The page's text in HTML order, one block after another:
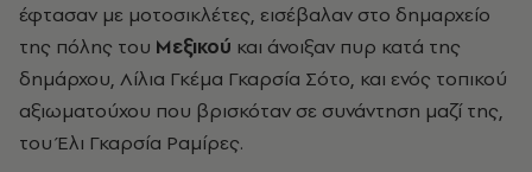
έφτασαν με μοτοσικλέτες, εισέβαλαν στο δημαρχείο
της πόλης του Μεξικού και άνοιξαν πυρ κατά της
δημάρχου, Λίλια Γκέμα Γκαρσία Σότο, και ενός τοπικού
αξιωματούχου που βρισκόταν σε συνάντηση μαζί της,
του Έλι Γκαρσία Ραμίρες.